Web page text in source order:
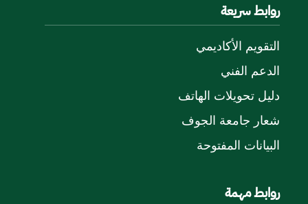
روابط سريعة
التقويم الأكاديمي
الدعم الفني
دليل تحويلات الهاتف
شعار جامعة الجوف
البيانات المفتوحة
روابط مهمة